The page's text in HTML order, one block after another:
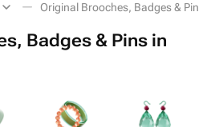
Original Brooches, Badges & Pins
Badges & Pins in